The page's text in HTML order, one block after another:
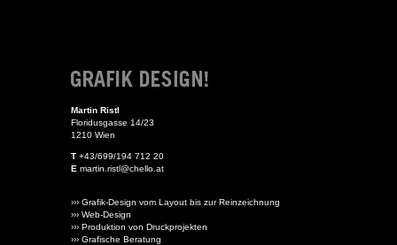
Martin Ristl
Floridusgasse 14/23
1210 Wien
T +43/699/194 712 20
E martin.ristl@chello.at
››› Grafik-Design vom Layout bis zur Reinzeichnung
››› Web-Design
››› Produktion von Druckprojekten
››› Grafische Beratung